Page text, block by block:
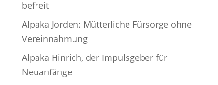
befreit
Alpaka Jorden: Mütterliche Fürsorge ohne
Vereinnahmung
Alpaka Hinrich, der Impulsgeber für
Neuanfänge